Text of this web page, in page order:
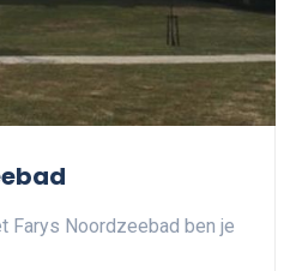
Farys Noordzeebad ben je